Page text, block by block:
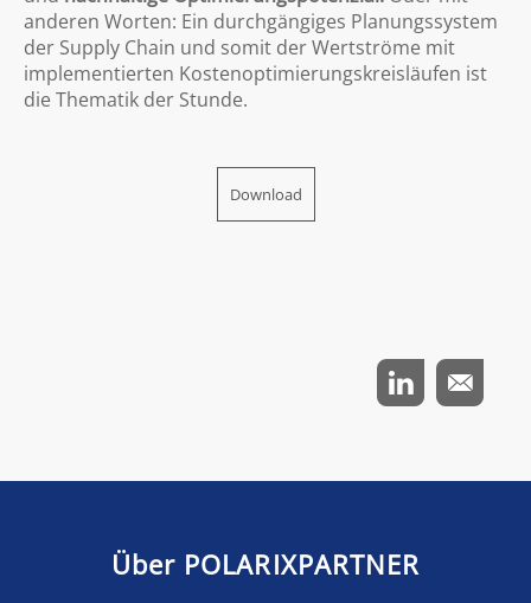
anderen Worten: Ein durchgängiges Planungssystem
der Supply Chain und somit der Wertströme mit
implementierten Kostenoptimierungskreisläufen ist
die Thematik der Stunde.
Download
Über POLARIXPARTNER